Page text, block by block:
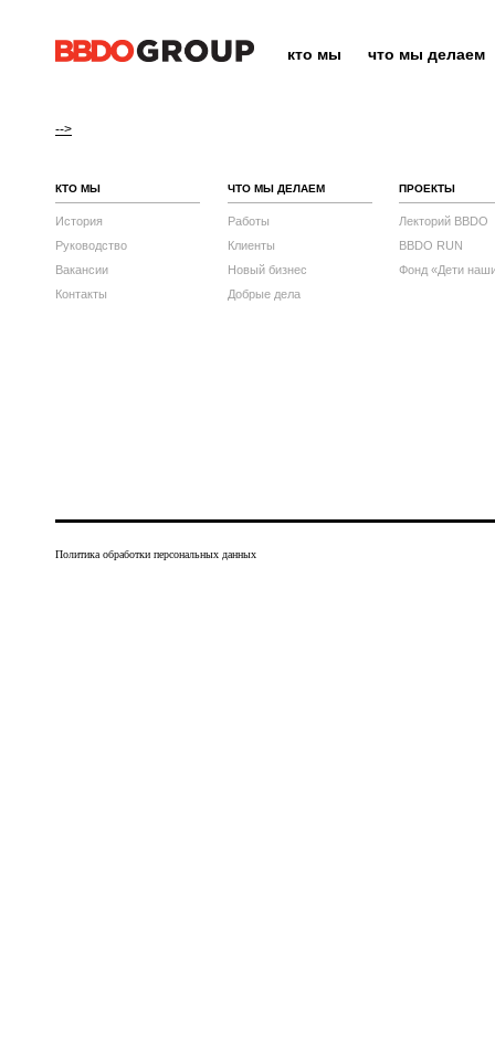
кто мы что мы делаем
-->
КТО МЫ
История
Руководство
Вакансии
Контакты
ЧТО МЫ ДЕЛАЕМ
Работы
Клиенты
Новый бизнес
Добрые дела
ПРОЕКТЫ
Лекторий BBDO
BBDO RUN
Фонд «Дети
Политика обработки персональных данных